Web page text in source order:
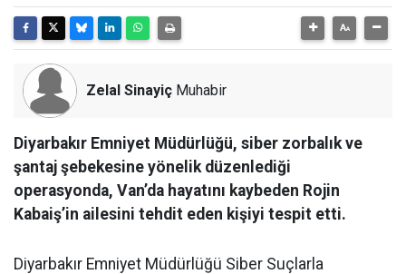
Zelal Sinayiç Muhabir
Diyarbakır Emniyet Müdürlüğü, siber zorbalık ve
şantaj şebekesine yönelik düzenlediği
operasyonda, Van’da hayatını kaybeden Rojin
Kabaiş’in ailesini tehdit eden kişiyi tespit etti.
Diyarbakır Emniyet Müdürlüğü Siber Suçlarla